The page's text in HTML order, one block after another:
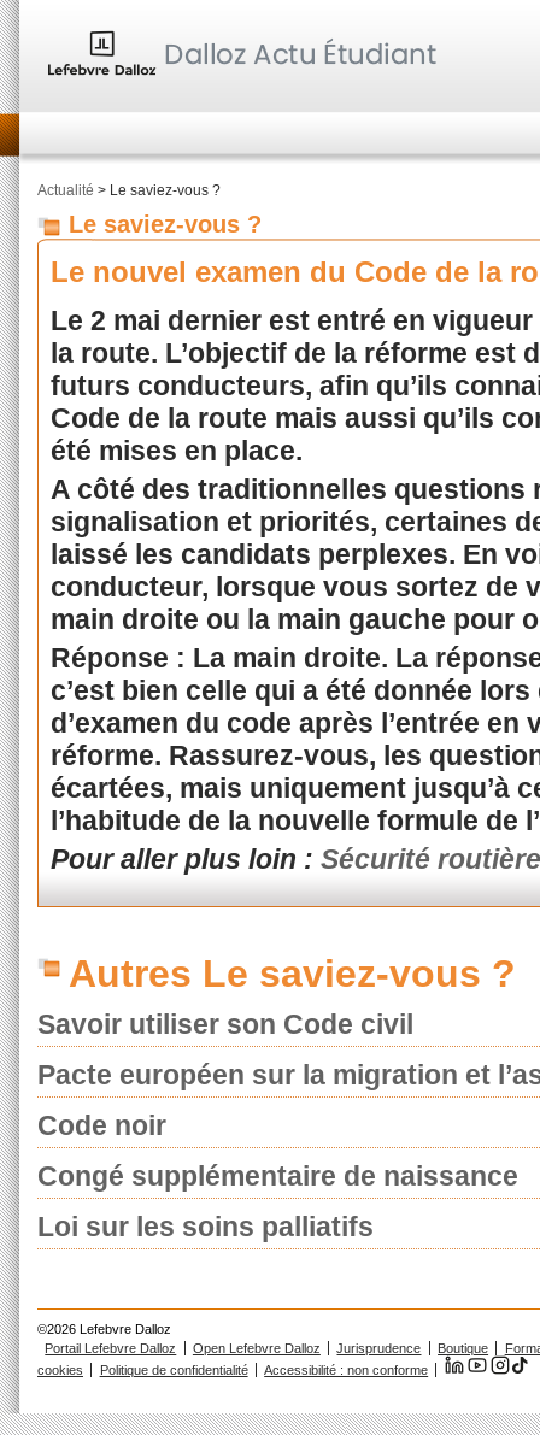
Actualité > Le saviez-vous ?
Le saviez-vous ?
Le nouvel examen du Code de la
Le 2 mai dernier est entré en
la route. L’objectif de la réforme est
futurs conducteurs, afin qu’ils
Code de la route mais aussi qu’ils
été mises en place.
A côté des traditionnelles questions
signalisation et priorités, certaines
laissé les candidats perplexes. En
conducteur, lorsque vous sortez de
main droite ou la main gauche pour
Réponse : La main droite. La
c’est bien celle qui a été donnée
d’examen du code après l’entrée en
réforme. Rassurez-vous, les
écartées, mais uniquement jusqu’à
l’habitude de la nouvelle formule de
Pour aller plus loin : Sécurité routière
Autres Le saviez-vous ?
Savoir utiliser son Code civil
Pacte européen sur la migration et
Code noir
Congé supplémentaire de naissance
Loi sur les soins palliatifs
©2026 Lefebvre Dalloz
Portail Lefebvre Dalloz
Open Lefebvre Dalloz Jurisprudence Boutique
cookies
Politique de confidentialité Accessibilité : non conforme